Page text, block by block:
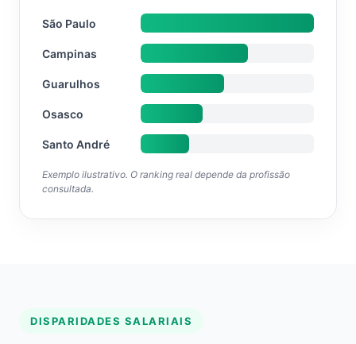
São Paulo
Campinas
Guarulhos
Osasco
Santo André
Exemplo ilustrativo. O ranking real depende da profissão
consultada.
DISPARIDADES SALARIAIS